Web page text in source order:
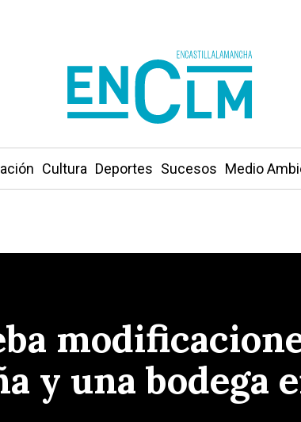
Cultura Deportes Sucesos Medio
y una bodega